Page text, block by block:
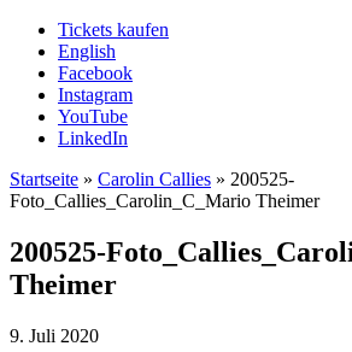
Tickets kaufen
English
Facebook
Instagram
YouTube
LinkedIn
Startseite » Carolin Callies » 200525-
Foto_Callies_Carolin_C_Mario Theimer
200525-
Theimer
9. Juli 2020